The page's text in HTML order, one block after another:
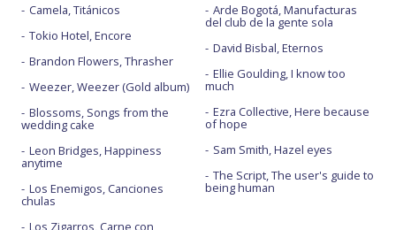
Camela, Titánicos
Tokio Hotel, Encore
Brandon Flowers, Thrasher
Weezer, Weezer (Gold album)
Blossoms, Songs from the
wedding cake
Leon Bridges, Happiness
anytime
Los Enemigos, Canciones
chulas
Los Zigarros, Carne con
Arde Bogotá, Manufacturas
del club de la gente sola
David Bisbal, Eternos
Ellie Goulding, I know too
much
Ezra Collective, Here because
of hope
Sam Smith, Hazel eyes
The Script, The user's guide to
being human